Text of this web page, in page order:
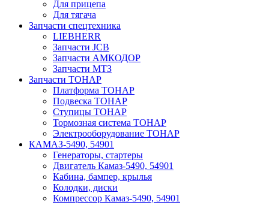
Для прицепа
Для тягача
Запчасти спецтехника
LIEBHERR
Запчасти JCB
Запчасти АМКОДОР
Запчасти МТЗ
Запчасти ТОНАР
Платформа ТОНАР
Подвеска ТОНАР
Ступицы ТОНАР
Тормозная система ТОНАР
Электрооборудование ТОНАР
КАМАЗ-5490, 54901
Генераторы, стартеры
Двигатель Камаз-5490, 54901
Кабина, бампер, крылья
Колодки, диски
Компрессор Камаз-5490, 54901